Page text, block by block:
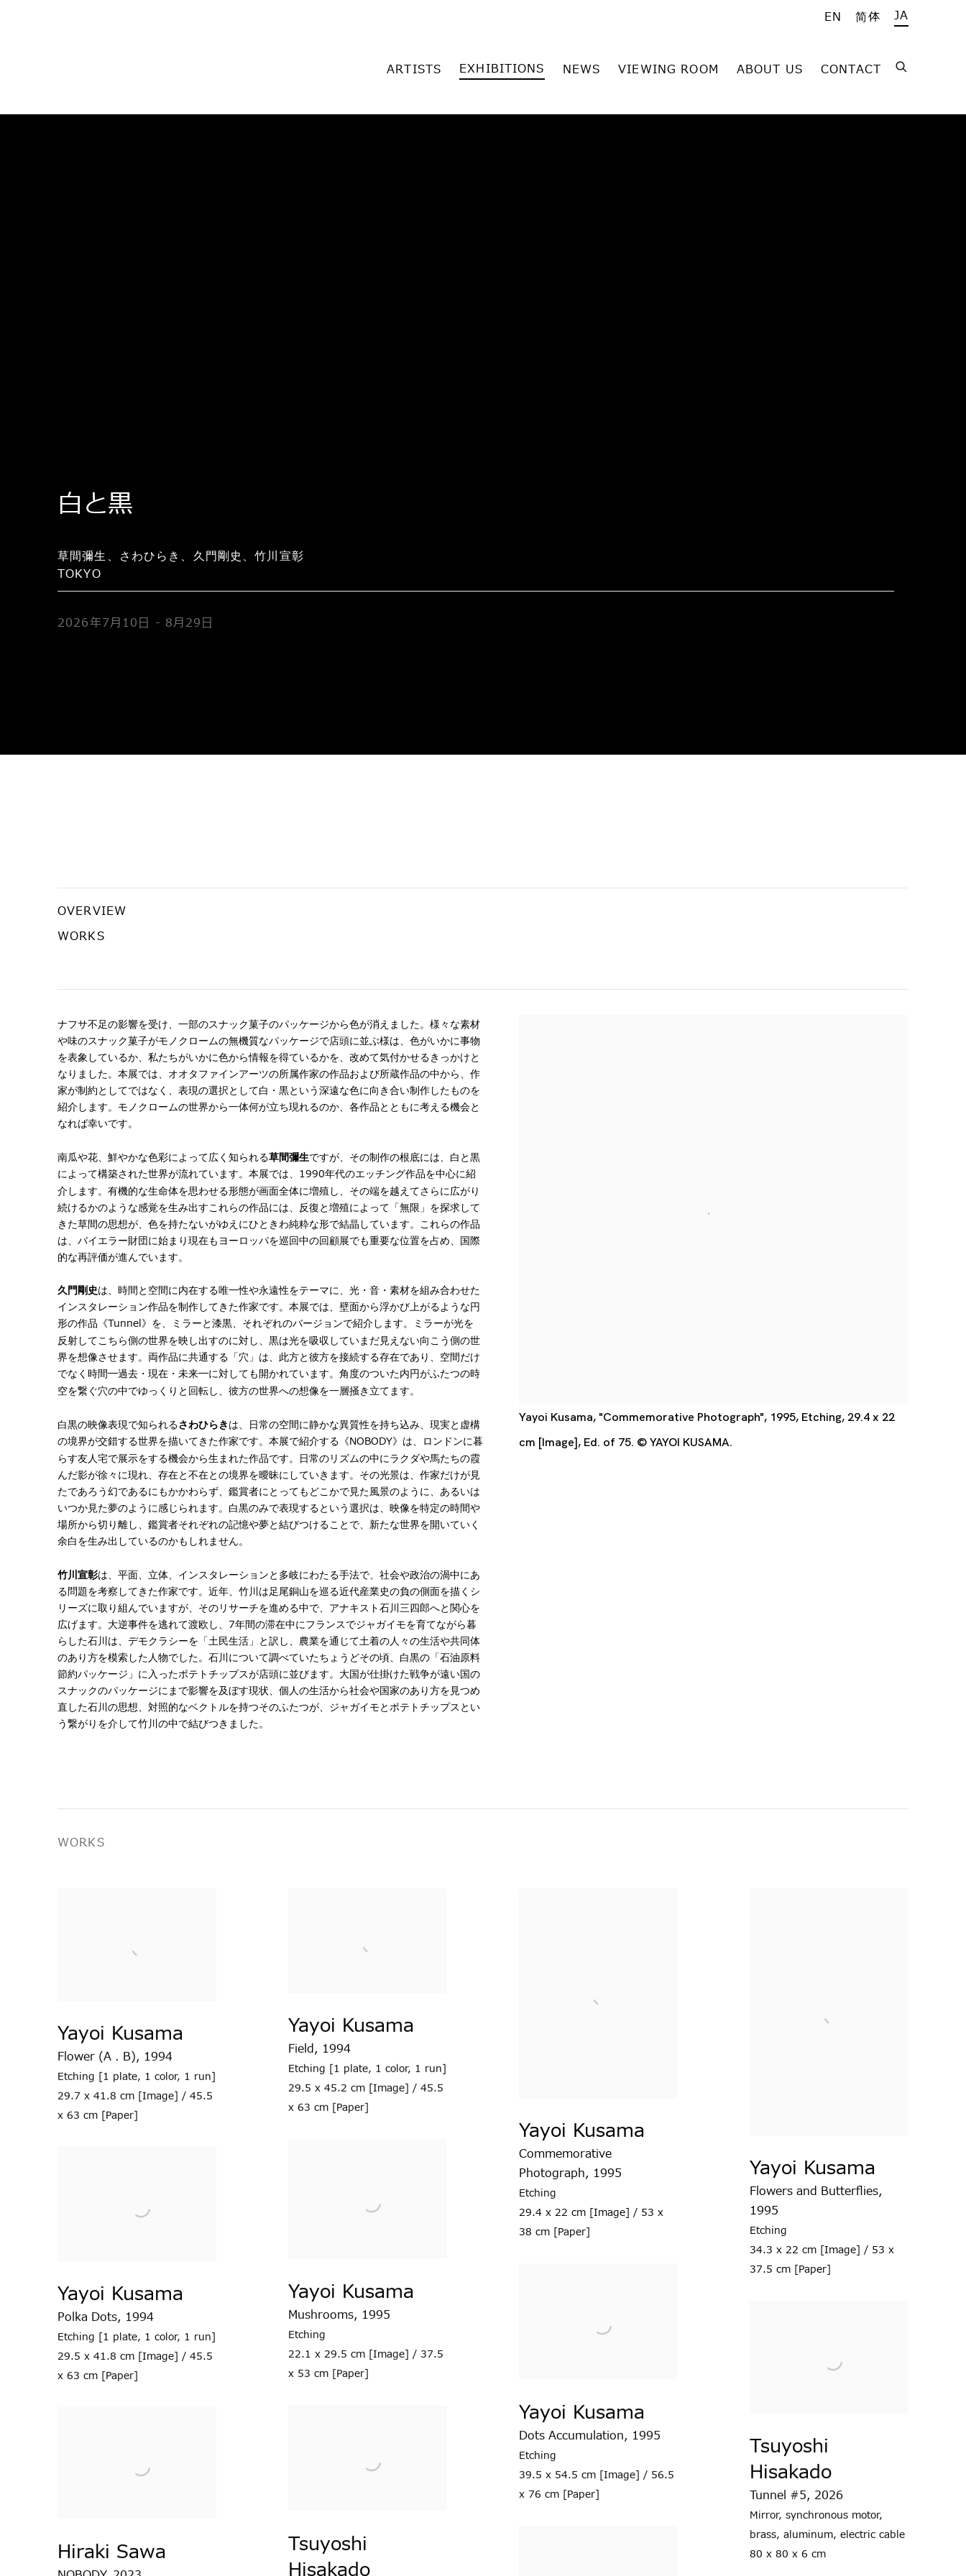
ARTISTS EXHIBITIONS NEWS VIEWING ROOM ABOUT US CONTACT
EN 简体 JA
白と黒
草間彌生、さわひらき、久門剛史、竹川宣彰
TOKYO
2026年7月10日 - 8月29日
草間彌生、さわひらき、久門剛史、竹川宣彰
OVERVIEW
WORKS
Yayoi Kusama, "Commemorative Photograph", 1995, Etching, 29.4 x 22
cm [Image], Ed. of 75. © YAYOI KUSAMA.
ナフサ不足の影響を受け、一部のスナック菓子のパッケージから色が消えました。様々な素材
や味のスナック菓子がモノクロームの無機質なパッケージで店頭に並ぶ様は、色がいかに事物
を表象しているか、私たちがいかに色から情報を得ているかを、改めて気付かせるきっかけと
なりました。本展では、オオタファインアーツの所属作家の作品および所蔵作品の中から、作
家が制約としてではなく、表現の選択として白・黒という深遠な色に向き合い制作したものを
紹介します。モノクロームの世界から一体何が立ち現れるのか、各作品とともに考える機会と
なれば幸いです。
南瓜や花、鮮やかな色彩によって広く知られる草間彌生ですが、その制作の根底には、白と黒
によって構築された世界が流れています。本展では、 1990年代のエッチング作品を中心に紹
介します。有機的な生命体を思わせる形態が画面全体に増殖し、その端を越えてさらに広がり
続けるかのような感覚を生み出すこれらの作品には、反復と増殖によって「無限」を探求して
きた草間の思想が、色を持たないがゆえにひときわ純粋な形で結晶しています。
これらの作品
は、バイエラー財団に始まり現在もヨーロッパを巡回中の回顧展でも重要な位置を占め、国際
的な再評価が進んでいます。
久門剛史は、時間と空間に内在する唯一性や永遠性をテーマに、光・音・素材を組み合わせた
インスタレーション作品を制作してきた作家です。本展では、壁面から浮かび上がるような円
形の作品《Tunnel》を、ミラーと漆黒、それぞれのバージョンで紹介します。ミラーが光を
反射してこちら側の世界を映し出すのに対し、黒は光を吸収していまだ見えない向こう側の世
界を想像させます。両作品に共通する「穴」は、此方と彼方を接続する存在であり、空間だけ
でなく時間―過去・現在・未来―に対しても開かれています。角度のついた内円がふたつの時
空を繋ぐ穴の中でゆっくりと回転し、彼方の世界への想像を一層掻き立てます。
白黒の映像表現で知られるさわひらき は、日常の空間に静かな異質性を持ち込み、現実と虚構
の境界が交錯する世界を描いてきた作家です。本展で紹介する《NOBODY》は、ロンドンに暮
らす友人宅で展示をする機会から生まれた作品です。日常のリズムの中にラクダや馬たちの霞
んだ影が徐々に現れ、存在と不在との境界を曖昧にしていきます。その光景は、作家だけが見
たであろう幻であるにもかかわらず、鑑賞者にとってもどこかで見た風景のように、あるいは
いつか見た夢のように感じられます。白黒のみで表現するという選択は、映像を特定の時間や
場所から切り離し、鑑賞者それぞれの記憶や夢と結びつけることで、新たな世界を開いていく
余白を生み出しているのかもしれません。
竹川宣彰は、平面、立体、インスタレーションと多岐にわたる手法で、社会や政治の渦中にあ
る問題を考察してきた作家です。近年、竹川は足尾銅山を巡る近代産業史の負の側面を描くシ
リーズに取り組んでいますが、そのリサーチを進める中で、アナキスト石川三四郎へと関心を
広げます。大逆事件を逃れて渡欧し、 7年間の滞在中にフランスでジャガイモを育てながら暮
らした石川は、デモクラシーを「土民生活」と訳し、農業を通じて土着の人々の生活や共同体
のあり方を模索した人物でした。石川について調べていたちょうどその頃、白黒の「石油原料
節約パッケージ」に入ったポテトチップスが店頭に並びます。大国が仕掛けた戦争が遠い国の
スナックのパッケージにまで影響を及ぼす現状、個人の生活から社会や国家のあり方を見つめ
直した石川の思想、対照的なベクトルを持つそのふたつが、ジャガイモとポテトチップスとい
う繋がりを介して竹川の中で結びつきました。
WORKS
Yayoi Kusama
Flower (A . B), 1994
Etching [1 plate, 1 color, 1 run]
29.7 x 41.8 cm [Image] / 45.5
x 63 cm [Paper]
Yayoi Kusama
Polka Dots, 1994
Etching [1 plate, 1 color, 1 run]
29.5 x 41.8 cm [Image] / 45.5
x 63 cm [Paper]
Hiraki Sawa
Yayoi Kusama
Field, 1994
Etching [1 plate, 1 color, 1 run]
29.5 x 45.2 cm [Image] / 45.5
x 63 cm [Paper]
Yayoi Kusama
Mushrooms, 1995
Etching
22.1 x 29.5 cm [Image] / 37.5
x 53 cm [Paper]
Tsuyoshi
Hisakado
Yayoi Kusama
Commemorative
Photograph, 1995
Etching
29.4 x 22 cm [Image] / 53 x
38 cm [Paper]
Yayoi Kusama
Dots Accumulation, 1995
Etching
39.5 x 54.5 cm [Image] / 56.5
x 76 cm [Paper]
Yayoi Kusama
Flowers and Butterflies,
1995
Etching
34.3 x 22 cm [Image] / 53 x
37.5 cm [Paper]
Tsuyoshi
Hisakado
Tunnel #5, 2026
Mirror, synchronous motor,
brass, aluminum, electric cable
80 x 80 x 6 cm